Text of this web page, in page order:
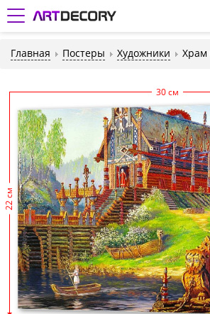
Главная Постеры Художники Храм
30 см
22 см